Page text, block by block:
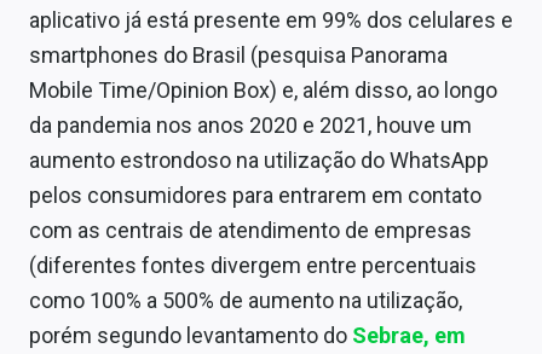
aplicativo já está presente em 99% dos celulares e
smartphones do Brasil (pesquisa Panorama
Mobile Time/Opinion Box) e, além disso, ao longo
da pandemia nos anos 2020 e 2021, houve um
aumento estrondoso na utilização do WhatsApp
pelos consumidores para entrarem em contato
com as centrais de atendimento de empresas
(diferentes fontes divergem entre percentuais
como 100% a 500% de aumento na utilização,
porém segundo levantamento do Sebrae, em